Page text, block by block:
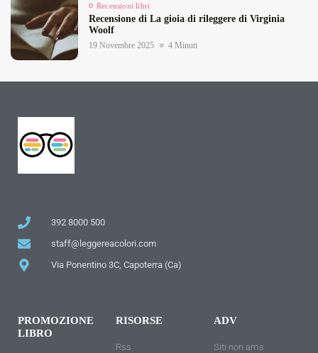
Recensioni libri
Recensione di La gioia di rileggere di Virginia
Woolf
19 Novembre 2025 4 Minuti
392 8000 500
staff@leggereacolori.com
Via Ponentino 3C, Capoterra (Ca)
PROMOZIONE
LIBRO
RISORSE
Rss
ADV
Siti non ams